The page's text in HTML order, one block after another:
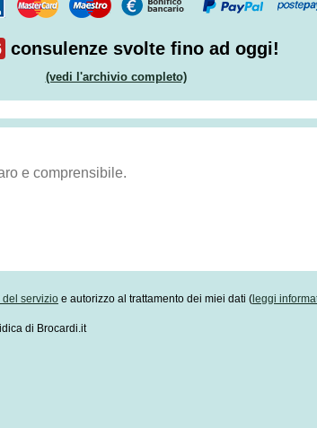
consulenze svolte fino ad oggi!
(vedi l'archivio completo)
servizio e autorizzo al trattamento dei miei dati ( leggi
di Brocardi.it